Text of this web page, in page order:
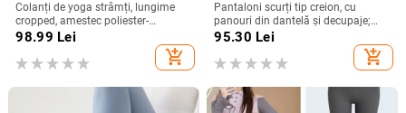
Colanți de yoga strâmți, lungime
cropped, amestec poliester-
spandex, 80-90% poliester,
98.99 Lei
add_shopping_cart
Pantaloni scurți tip creion, cu
panouri din dantelă și decupaje;
poliester; conținut principal al
țesăturii 90–95%; țesătură subțire;
elasticitate ridicată
95.30 Lei
add_shopping_cart